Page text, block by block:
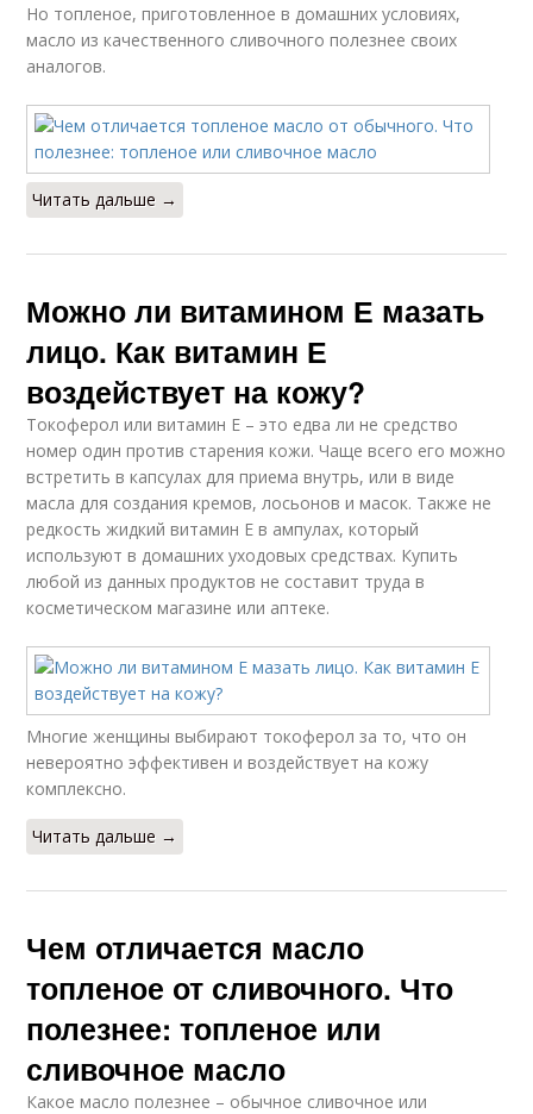
Но топленое, приготовленное в домашних условиях,
масло из качественного сливочного полезнее своих
аналогов.
Читать дальше →
Можно ли витамином Е мазать
лицо. Как витамин Е
воздействует на кожу?
Токоферол или витамин Е – это едва ли не средство
номер один против старения кожи. Чаще всего его можно
встретить в капсулах для приема внутрь, или в виде
масла для создания кремов, лосьонов и масок. Также не
редкость жидкий витамин Е в ампулах, который
используют в домашних уходовых средствах. Купить
любой из данных продуктов не составит труда в
косметическом магазине или аптеке.
Многие женщины выбирают токоферол за то, что он
невероятно эффективен и воздействует на кожу
комплексно.
Читать дальше →
Чем отличается масло
топленое от сливочного. Что
полезнее: топленое или
сливочное масло
Какое масло полезнее – обычное сливочное или